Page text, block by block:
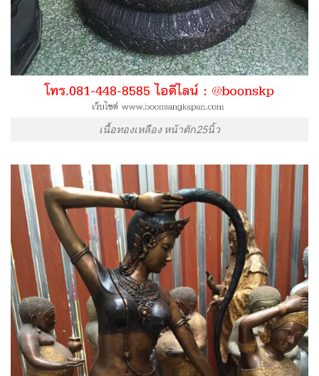
เนื้อทองเหลือง หน้าตัก25นิ้ว